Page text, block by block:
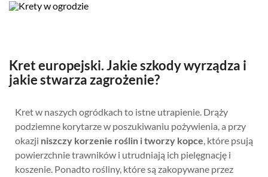
Kret europejski. Jakie szkody wyrządza i
jakie stwarza zagrożenie?
Kret w naszych ogródkach to istne utrapienie. Drąży
podziemne korytarze w poszukiwaniu pożywienia, a przy
okazji niszczy korzenie roślin i tworzy kopce, które psują
powierzchnie trawników i utrudniają ich pielęgnację i
koszenie. Ponadto rośliny, które są zakopywane przez